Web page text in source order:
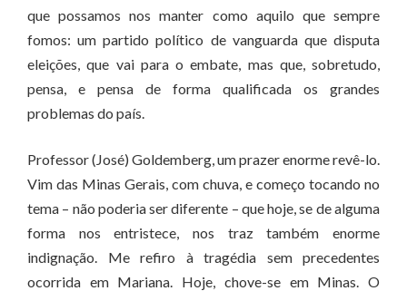
que possamos nos manter como aquilo que sempre
fomos: um partido político de vanguarda que disputa
eleições, que vai para o embate, mas que, sobretudo,
pensa, e pensa de forma qualificada os grandes
problemas do país.
Professor (José) Goldemberg, um prazer enorme revê-lo.
Vim das Minas Gerais, com chuva, e começo tocando no
tema – não poderia ser diferente – que hoje, se de alguma
forma nos entristece, nos traz também enorme
indignação. Me refiro à tragédia sem precedentes
ocorrida em Mariana. Hoje, chove-se em Minas. O